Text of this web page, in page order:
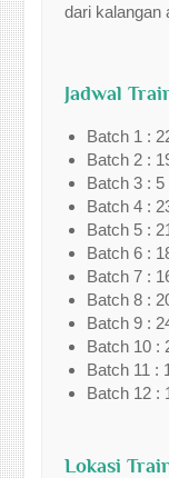
dari kalangan
Jadwal
Batch 1 :
Batch 2 :
Batch 3 :
Batch 4 :
Batch 5 :
Batch 6 :
Batch 7 :
Batch 8 :
Batch 9 :
Batch 10 :
Batch 11 :
Batch 12 :
Lokasi